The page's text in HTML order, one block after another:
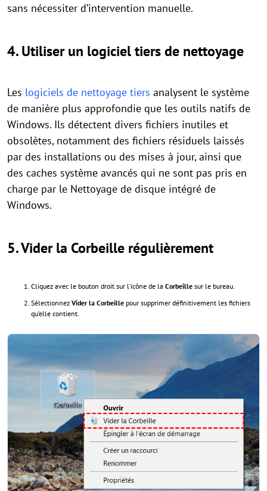
sans nécessiter d’intervention manuelle.
4.Utiliser un logiciel tiers de nettoyage
Les logiciels de nettoyage tiers analysent le système
de manière plus approfondie que les outils natifs de
Windows. Ils détectent divers fichiers inutiles et
obsolètes, notamment des fichiers résiduels laissés
par des installations ou des mises à jour, ainsi que
des caches système avancés qui ne sont pas pris en
charge par le Nettoyage de disque intégré de
Windows.
5.Vider la Corbeille régulièrement
Cliquez avec le bouton droit sur l’icône de la Corbeille sur le bureau.
Sélectionnez Vider la Corbeille pour supprimer définitivement les fichiers
qu’elle contient.